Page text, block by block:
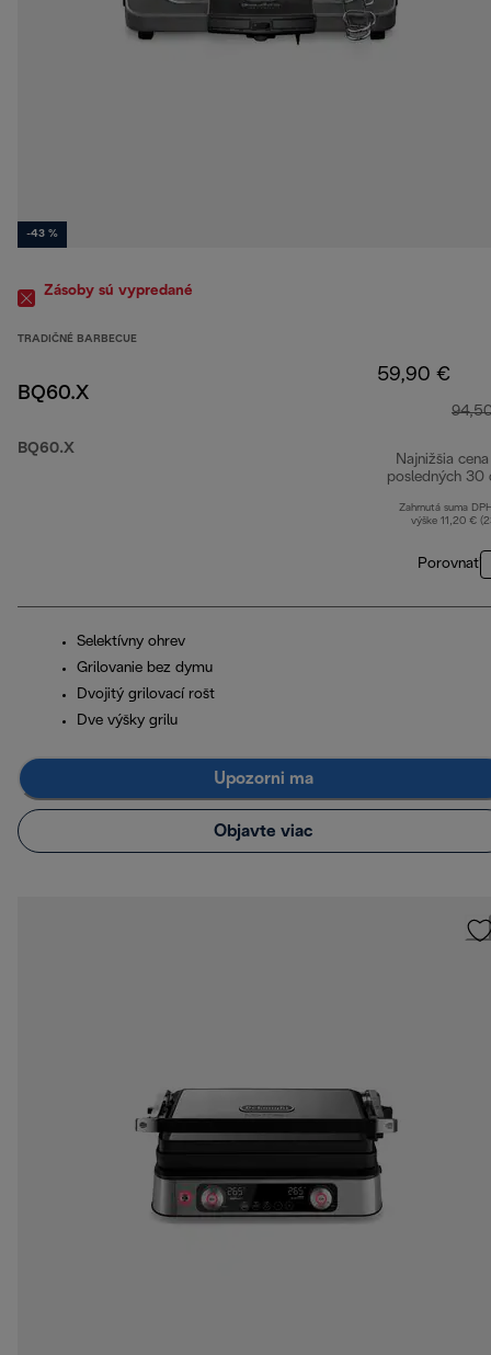
-43 %
Zásoby sú vypredané
TRADIČNÉ BARBECUE
BQ60.X
BQ60.X
59,90 €
Najnižšia
posledných 30
Zahrnutá suma
výške 11,20 €
Porovnať
Selektívny ohrev
Grilovanie bez dymu
Dvojitý grilovací rošt
Dve výšky grilu
Upozorni ma
Objavte viac